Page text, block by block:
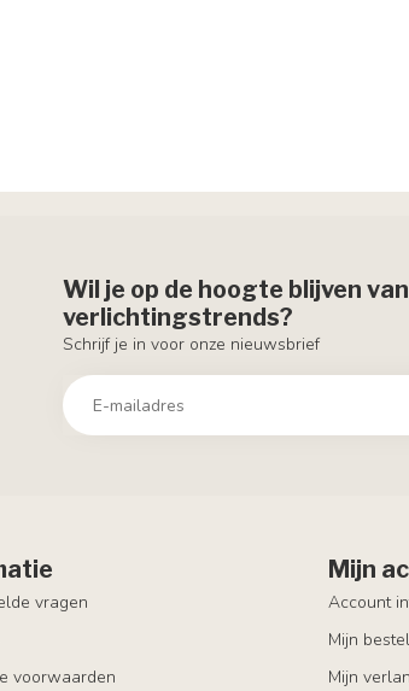
Wil je op de hoogte blijven
verlichtingstrends?
Schrijf je in voor onze nieuwsbrief
vragen
voorwaarden
Mijn
Account
Mijn
Mijn